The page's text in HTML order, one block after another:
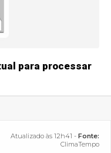
para processar
Atualizado às 12h41 - Fonte:
ClimaTempo